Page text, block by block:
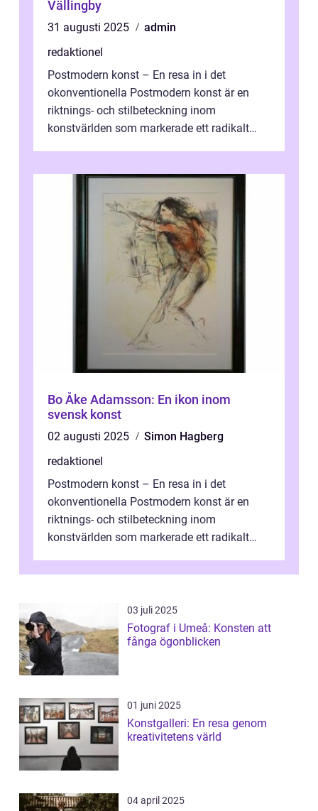
Vällingby
31 augusti 2025
admin
redaktionel
Postmodern konst – En resa in i det
okonventionella Postmodern konst är en
riktnings- och stilbeteckning inom
konstvärlden som markerade ett radikalt
Bo Åke Adamsson: En ikon inom
svensk konst
02 augusti 2025
Simon Hagberg
redaktionel
Postmodern konst – En resa in i det
okonventionella Postmodern konst är en
riktnings- och stilbeteckning inom
konstvärlden som markerade ett radikalt
03 juli 2025
Fotograf i Umeå: Konsten att
fånga ögonblicken
01 juni 2025
Konstgalleri: En resa genom
kreativitetens värld
04 april 2025